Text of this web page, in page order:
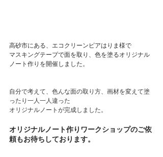
高砂市にある、エコクリーンピアはりま様で
マスキングテープで面を取り、色を塗るオリジナル
ノート作りを開催しました。
自分で考えて、色んな面の取り方、画材を変えて塗
ったり一人一人違った
オリジナルノートが完成しました。
オリジナルノート作りワークショップのご依
頼もお待ちしております。